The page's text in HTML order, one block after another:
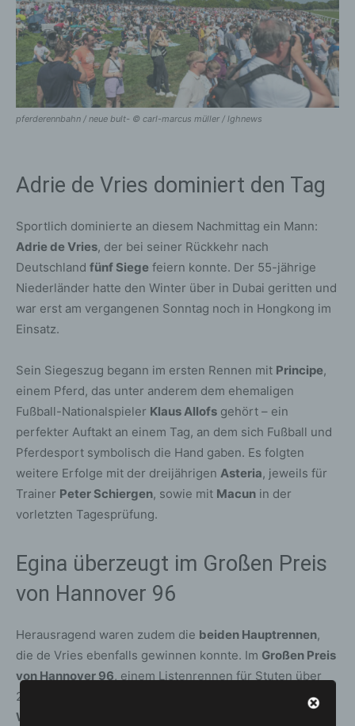
pferderennbahn / neue bult- © carl-marcus müller / lghnews
Adrie de Vries dominiert den Tag
Sportlich dominierte an diesem Nachmittag ein Mann:
Adrie de Vries, der bei seiner Rückkehr nach
Deutschland fünf Siege feiern konnte. Der 55-jährige
Niederländer hatte den Winter über in Dubai geritten und
war erst am vergangenen Sonntag noch in Hongkong im
Einsatz.
Sein Siegeszug begann im ersten Rennen mit Principe,
einem Pferd, das unter anderem dem ehemaligen
Fußball-Nationalspieler Klaus Allofs gehört – ein
perfekter Auftakt an einem Tag, an dem sich Fußball und
Pferdesport symbolisch die Hand gaben. Es folgten
weitere Erfolge mit der dreijährigen Asteria, jeweils für
Trainer Peter Schiergen, sowie mit Macun in der
vorletzten Tagesprüfung.
Egina überzeugt im Großen Preis
von Hannover 96
Herausragend waren zudem die beiden Hauptrennen,
die de Vries ebenfalls gewinnen konnte. Im Großen Preis
von Hannover 96, einem Listenrennen für Stuten über
2.000 Meter, triumphierte
Gestüt Park
Wiedingen